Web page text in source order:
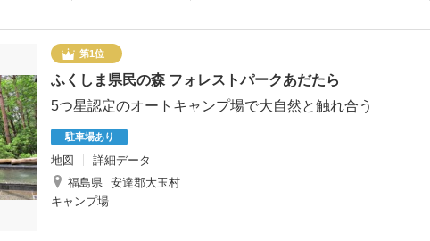
第1位
ふくしま県民の森 フォレストパークあだたら
5つ星認定のオートキャンプ場で大自然と触れ合う
駐車場あり
地図
詳細データ
福島県 安達郡大玉村
キャンプ場